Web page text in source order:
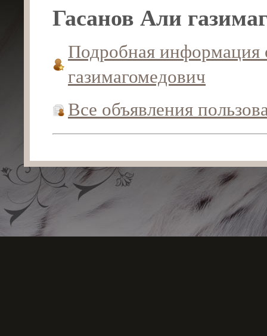
Гасанов Али
Подробная информация
газимагомедович
Все объявления